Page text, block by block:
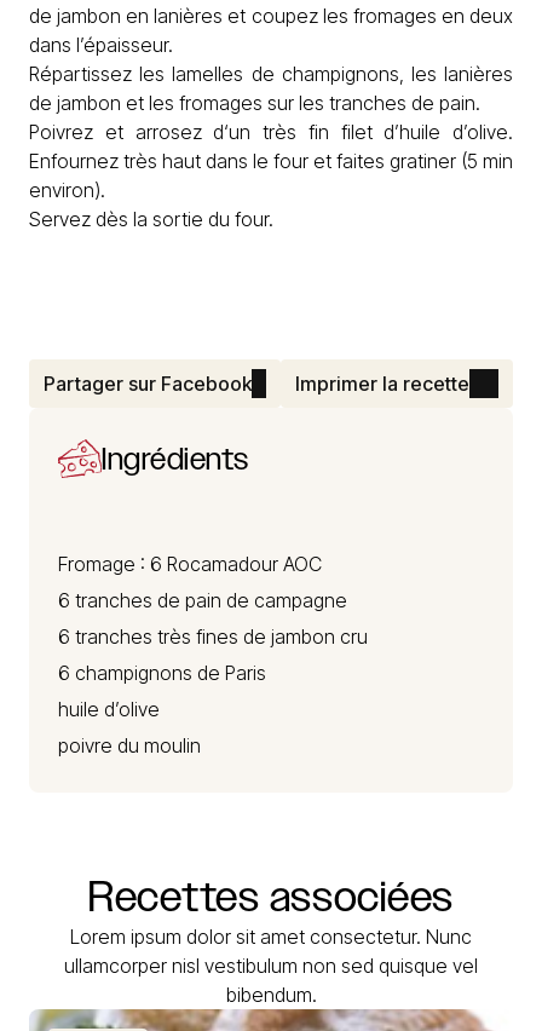
de jambon en lanières et coupez les fromages en deux
dans l’épaisseur.
Répartissez les lamelles de champignons, les lanières
de jambon et les fromages sur les tranches de pain.
Poivrez et arrosez d‘un très fin filet d’huile d’olive.
Enfournez très haut dans le four et faites gratiner (5 min
environ).
Servez dès la sortie du four.
Partager sur Facebook Imprimer la recette
Ingrédients
Fromage : 6 Rocamadour AOC
6 tranches de pain de campagne
6 tranches très fines de jambon cru
6 champignons de Paris
huile d’olive
poivre du moulin
Recettes associées
Lorem ipsum dolor sit amet consectetur. Nunc
ullamcorper nisl vestibulum non sed quisque vel
bibendum.